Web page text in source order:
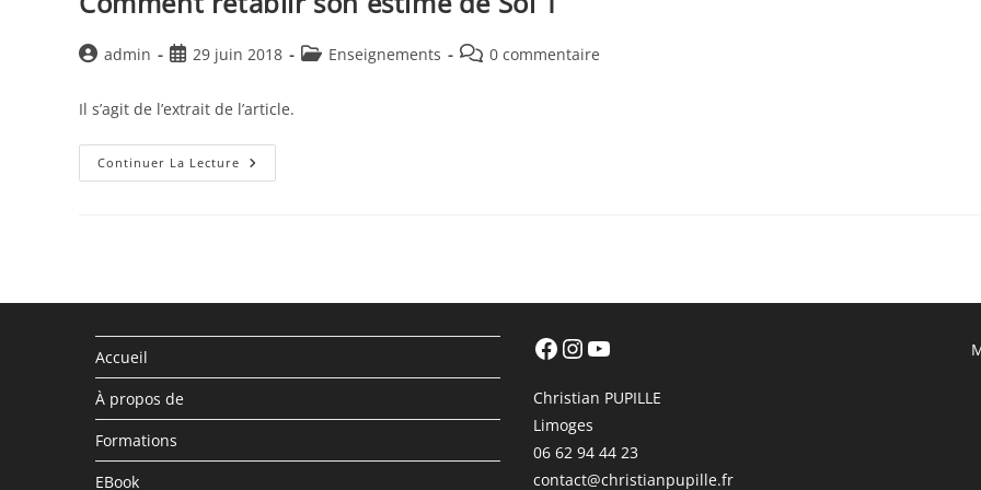
Auteur/autrice
la
publication :
admin
Publication
29 juin 2018
PostEnseignements
Commentaires
0 commentaire
Il s’agit de l’extrait de l’article.
Continuer La Lecture Comment
Rétablir
Accueil
À propos de
Formations
EBook
Facebook
Instagram
YouTube
Christian PUPILLE
Limoges
06 62 94 44 23
contact@christianpupille.fr